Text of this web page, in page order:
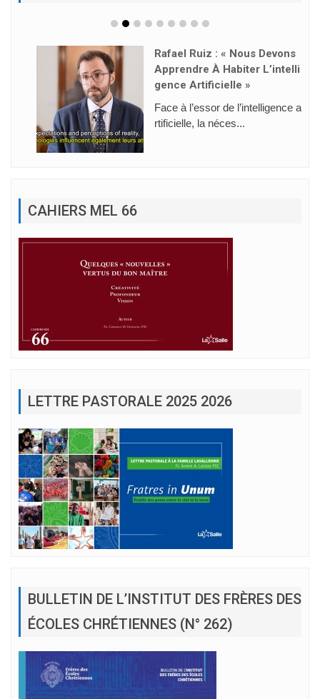
Rafael Ruiz : « Nous Devons
Apprendre À Habiter L’intelli
Gence Artificielle »
Face à l’essor de l’intelligence a
rtificielle, la néces...
CAHIERS MEL 66
LETTRE PASTORALE 2025 2026
BULLETIN DE L’INSTITUT DES FRÈRES DES
ÉCOLES CHRÉTIENNES (N° 262)